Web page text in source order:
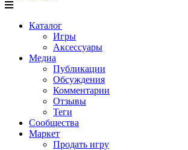
Каталог
Игры
Аксессуары
Медиа
Публикации
Обсуждения
Комментарии
Отзывы
Теги
Сообщества
Маркет
Продать игру